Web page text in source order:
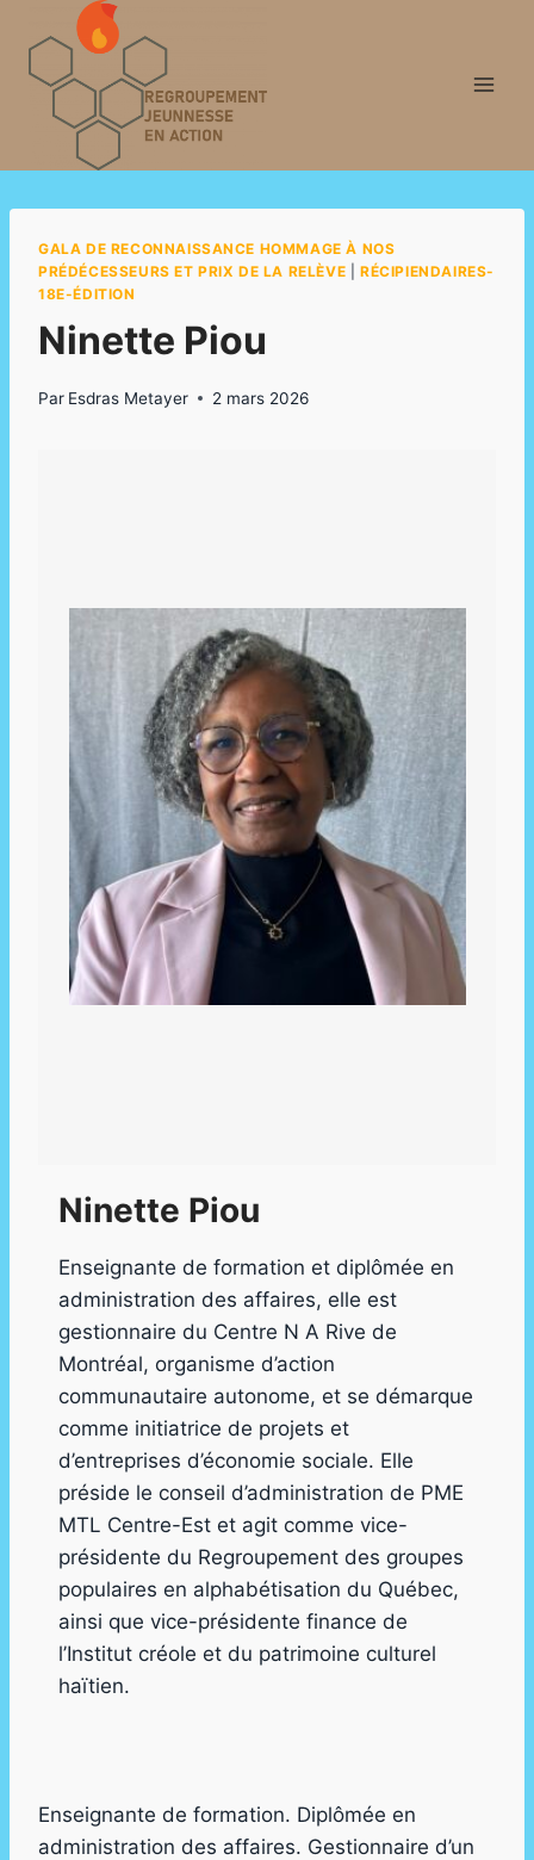
contenu
GALA DE RECONNAISSANCE HOMMAGE À NOS
PRÉDÉCESSEURS ET PRIX DE LA RELÈVE |RÉCIPIENDAIRES-
18E-ÉDITION
Ninette Piou
Par Esdras Metayer 2 mars 2026
Ninette Piou
Enseignante de formation et diplômée en
administration des affaires, elle est
gestionnaire du Centre N A Rive de
Montréal, organisme d’action
communautaire autonome, et se démarque
comme initiatrice de projets et
d’entreprises d’économie sociale. Elle
préside le conseil d’administration de PME
MTL Centre-Est et agit comme vice-
présidente du Regroupement des groupes
populaires en alphabétisation du Québec,
ainsi que vice-présidente finance de
l’Institut créole et du patrimoine culturel
haïtien.
Enseignante de formation. Diplômée en
administration des affaires. Gestionnaire d’un